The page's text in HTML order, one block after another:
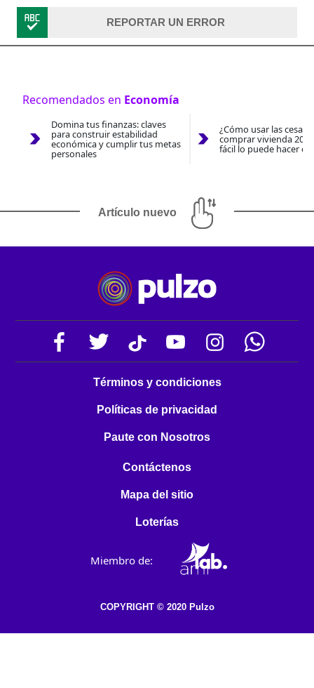
REPORTAR UN ERROR
Recomendados en Economía
Domina tus finanzas: claves
para construir estabilidad
económica y cumplir tus metas
personales
¿Cómo usar las
comprar vivienda
fácil lo puede hacer
Artículo nuevo
Términos y condiciones
Políticas de privacidad
Paute con Nosotros
Contáctenos
Mapa del sitio
Loterías
Miembro de:
COPYRIGHT © 2020 Pulzo